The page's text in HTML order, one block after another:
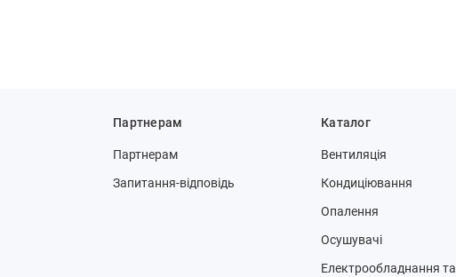
Партнерам
Партнерам
Запитання-відповідь
Каталог
Вентиляція
Кондиціювання
Опалення
Осушувачі
Електрообладнання та